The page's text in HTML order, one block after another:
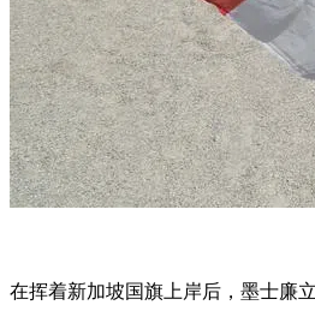
在挥着新加坡国旗上岸后，墨士廉